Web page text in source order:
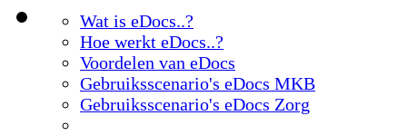
Wat is eDocs..?
Hoe werkt eDocs..?
Voordelen van eDocs
Gebruiksscenario's eDocs MKB
Gebruiksscenario's eDocs Zorg